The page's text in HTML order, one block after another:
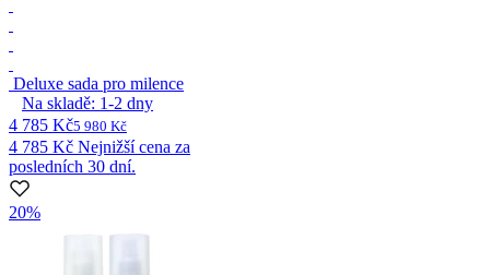
Deluxe sada pro milence
Na skladě: 1-2 dny
4 785 Kč5 980 Kč
4 785 Kč Nejnižší cena za
posledních 30 dní.
20%